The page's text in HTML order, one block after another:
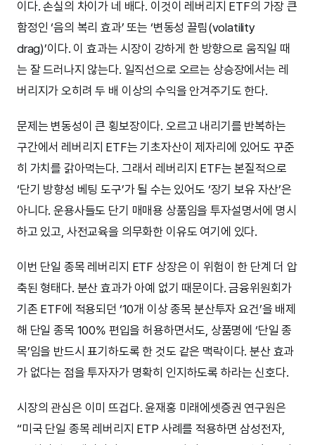
이다. 손실의 차이가 네 배다. 이것이 레버리지 ETF의 가장 큰
함정인 ‘음의 복리 효과’ 또는 ‘변동성 끌림(volatility
drag)’이다. 이 효과는 시장이 강하게 한 방향으로 움직일 때
는 잘 드러나지 않는다. 일직선으로 오르는 상승장에서는 레
버리지가 오히려 두 배 이상의 수익을 안겨주기도 한다.
문제는 변동성이 큰 횡보장이다. 오르고 내리기를 반복하는
구간에서 레버리지 ETF는 기초자산이 제자리에 있어도 꾸준
히 가치를 갉아먹는다. 그래서 레버리지 ETF는 본질적으로
‘단기 방향성 베팅 도구’가 될 수는 있어도 ‘장기 보유 자산’은
아니다. 운용사들도 단기 매매용 상품임을 투자설명서에 명시
하고 있고, 사전교육을 의무화한 이유도 여기에 있다.
이번 단일 종목 레버리지 ETF 상장은 이 위험이 한 단계 더 압
축된 형태다. 분산 효과가 아예 없기 때문이다. 금융위원회가
기존 ETF에 적용되던 ‘10개 이상 종목 분산투자 요건’을 배제
해 단일 종목 100% 편입을 허용하면서도, 상품명에 ‘단일 종
목’임을 반드시 표기하도록 한 것도 같은 맥락이다. 분산 효과
가 없다는 점을 투자자가 명확히 인지하도록 하라는 신호다.
시장의 관심은 이미 뜨겁다. 윤재홍 미래에셋증권 연구원은
“미국 단일 종목 레버리지 ETP 사례를 적용하면 삼성전자,